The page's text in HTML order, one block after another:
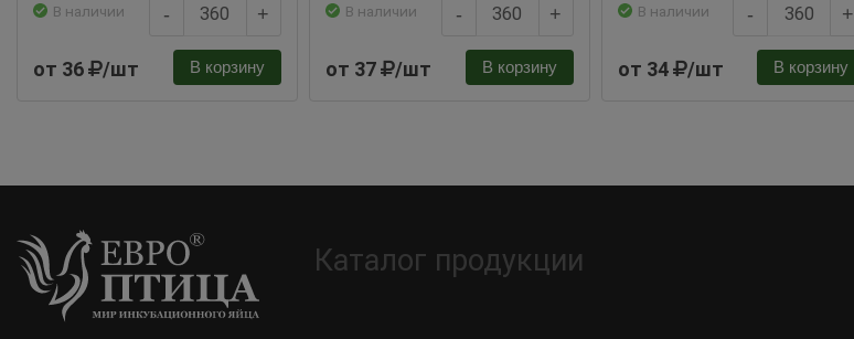
В наличии - +
от 36 /шт В корзину
В наличии - +
от 37 /шт В корзину
В наличии - +
от 34 /шт В корзину
Каталог продукции